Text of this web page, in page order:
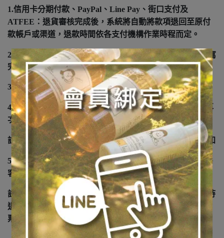
1.信用卡分期付款、PayPal、Line Pay、街口支付及
ATFEE：退貨審核完成後，系統將自動將款項退回至原付
款帳戶或渠道，退款時間依各支付機構作業時程而定。
2.虛擬ATM、超商代碼、貨到付款：請在在退貨申請時填寫
完整且正確的退款帳號資料。
3.退款完成通知方式：推播、信件
4.退款失敗通知方式：推播、信件，待提供完善資料後，再
次進行退款作業。
註：需於訂購時完成電子郵件資料填寫，才能收到信件通知
5.退貨退款流程如有問題，請洽商店客服提問或洽官方Line
客服。
註：
若您已取得紙本發票或已過營業稅期的發票電子檔，待
退貨完成後，客服人員會與您聯絡相關退貨事宜
例如：發
票處理或銷貨折讓